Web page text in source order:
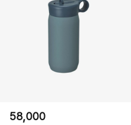
58,000